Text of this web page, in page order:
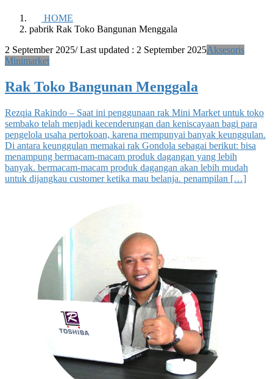
HOME
pabrik Rak Toko Bangunan Menggala
2 September 2025/ Last updated : 2 September 2025Aksesoris
Minimarket
Rak Toko Bangunan Menggala
Rezqia Rakindo – Saat ini penggunaan rak Mini Market untuk toko
sembako telah menjadi kecenderungan dan keniscayaan bagi para
pengelola usaha pertokoan, karena mempunyai banyak keunggulan.
Di antara keunggulan memakai rak Gondola sebagai berikut: bisa
menampung bermacam-macam produk dagangan yang lebih
banyak. bermacam-macam produk dagangan akan lebih mudah
untuk dijangkau customer ketika mau belanja. penampilan […]